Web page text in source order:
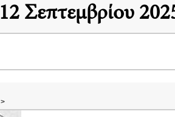
12 Σεπτεμβρίου
>